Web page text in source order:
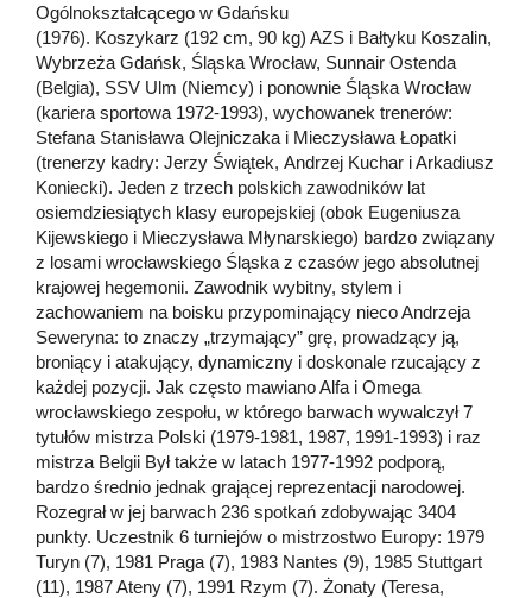
Ogólnokształcącego w Gdańsku
(1976). Koszykarz (192 cm, 90 kg) AZS i Bałtyku Koszalin,
Wybrzeża Gdańsk, Śląska Wrocław, Sunnair Ostenda
(Belgia), SSV Ulm (Niemcy) i ponownie Śląska Wrocław
(kariera sportowa 1972-1993), wychowanek trenerów:
Stefana Stanisława Olejniczaka i Mieczysława Łopatki
(trenerzy kadry: Jerzy Świątek, Andrzej Kuchar i Arkadiusz
Koniecki). Jeden z trzech polskich zawodników lat
osiemdziesiątych klasy europejskiej (obok Eugeniusza
Kijewskiego i Mieczysława Młynarskiego) bardzo związany
z losami wrocławskiego Śląska z czasów jego absolutnej
krajowej hegemonii. Zawodnik wybitny, stylem i
zachowaniem na boisku przypominający nieco Andrzeja
Seweryna: to znaczy „trzymający” grę, prowadzący ją,
broniący i atakujący, dynamiczny i doskonale rzucający z
każdej pozycji. Jak często mawiano Alfa i Omega
wrocławskiego zespołu, w którego barwach wywalczył 7
tytułów mistrza Polski (1979-1981, 1987, 1991-1993) i raz
mistrza Belgii Był także w latach 1977-1992 podporą,
bardzo średnio jednak grającej reprezentacji narodowej.
Rozegrał w jej barwach 236 spotkań zdobywając 3404
punkty. Uczestnik 6 turniejów o mistrzostwo Europy: 1979
Turyn (7), 1981 Praga (7), 1983 Nantes (9), 1985 Stuttgart
(11), 1987 Ateny (7), 1991 Rzym (7). Żonaty (Teresa,